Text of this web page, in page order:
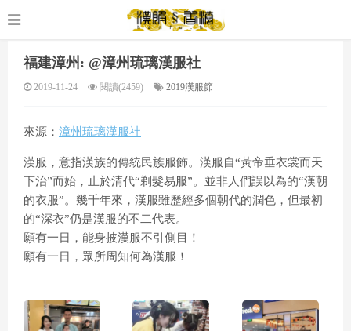
福建漳州: @漳州琉璃漢服社
2019-11-24 閱讀(2459) 2019漢服節
來源： 漳州琉璃漢服社
漢服，意指漢族的傳統民族服飾。漢服自“黃帝垂衣裳而天
下治”而始，止於清代“剃髮易服”。並非人們誤以為的“漢朝
的衣服”。幾千年來，漢服雖歷經多個朝代的潤色，但最初
的“深衣”仍是漢服的不二代表。
願有一日，能身披漢服不引側目！
願有一日，眾所周知何為漢服！